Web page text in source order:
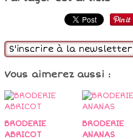
S'inscrire à la newsletter
Vous aimerez aussi :
BRODERIE
ABRICOT
BRODERIE
ANANAS